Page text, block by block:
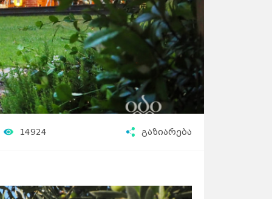
14924 გაზიარება